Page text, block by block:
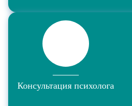
Консультация психолога